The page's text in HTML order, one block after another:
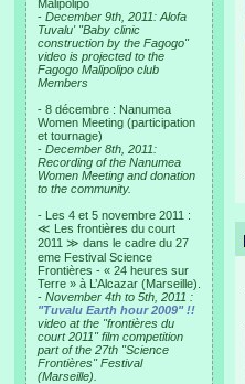
Malipolipo
- December 9th, 2011: Alofa
Tuvalu' "Baby clinic
construction by the Fagogo"
video is projected to the
Fagogo Malipolipo club
Members
- 8 décembre : Nanumea
Women Meeting (participation
et tournage)
- December 8th, 2011:
Recording of the Nanumea
Women Meeting and donation
to the community.
- Les 4 et 5 novembre 2011 :
≪ Les frontières du court
2011 ≫ dans le cadre du 27
eme Festival Science
Frontières - « 24 heures sur
Terre » à L’Alcazar (Marseille).
- November 4th to 5th, 2011 :
"Tuvalu Earth hour 2009" !!
video at the "frontières du
court 2011" film competition
part of the 27th "Science
Frontières" Festival
(Marseille).